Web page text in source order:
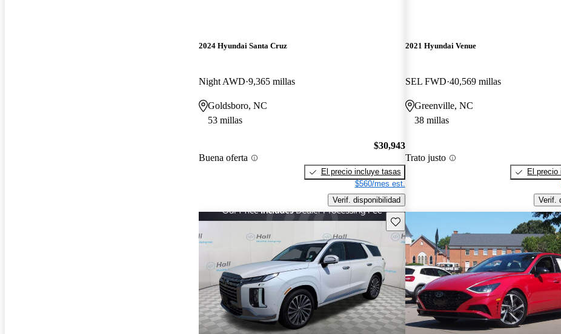
2024 Hyundai Santa Cruz
Night AWD 9,365 millas
Goldsboro, NC
53 millas
Buena oferta
$30,943
El precio incluye tasas
$560/mes est.
Verif. disponibilidad
2021 Hyundai Venue
SEL FWD 40,569 millas
Greenville, NC
38 millas
Trato justo
El precio
Verif.
Guarda este Aviso